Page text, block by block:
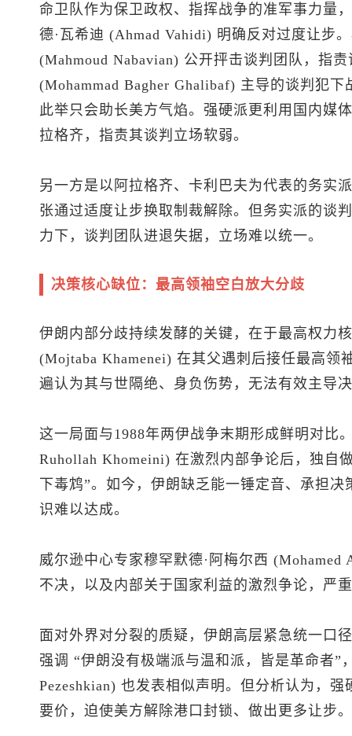
命卫队作为保卫政权、指挥战争的准军事力量
德·瓦希迪 (Ahmad Vahidi) 明确反对过度让步
(Mahmoud Nabavian) 公开抨击谈判团队，指
(Mohammad Bagher Ghalibaf) 主导的谈判犯
此举只会助长美方气焰。强硬派更利用国内媒
拉格齐，指责其谈判立场软弱。
另一方是以阿拉格齐、卡利巴夫为代表的务实
张通过适度让步换取制裁解除。但务实派的谈
力下，谈判团队进退失据，立场难以统一。
决策核心缺位：最高领袖空白放大分歧
伊朗内部分歧持续发酵的关键，在于最高权力
(Mojtaba Khamenei) 在其父遇刺后接任最高领
遍认为其与世隔绝、身负伤势，无法有效主导
这一局面与1988年两伊战争末期形成鲜明对比
Ruhollah Khomeini) 在激烈内部争论后，独自
下毒鸩”。如今，伊朗缺乏能一锤定音、承担
识难以达成。
威尔逊中心专家穆罕默德·阿梅尔西
不决，以及内部关于国家利益的激烈争论，严
面对外界对分裂的质疑，伊朗高层紧急统一口
强调 “伊朗没有极端派与温和派，皆是革命者”
Pezeshkian) 也发表相似声明。但分析认为，
要价，迫使美方解除港口封锁、做出更多让步。